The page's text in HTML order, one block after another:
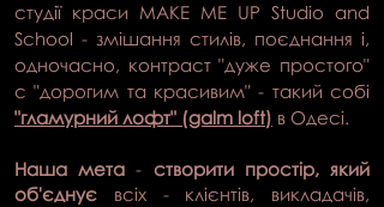
студії краси MAKE ME UP Studio and
School - змішання стилів, поєднання і,
одночасно, контраст "дуже простого"
c "дорогим та красивим" - такий собі
"гламурний лофт" (galm loft) в Одесі.
Наша мета - створити простір, який
об'єднує всіх - клієнтів, викладачів,